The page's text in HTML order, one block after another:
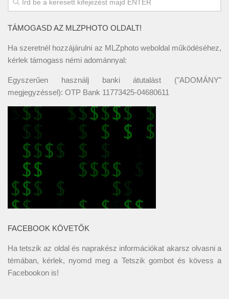
TÁMOGASD AZ MLZPHOTO OLDALT!
Ha szeretnél hozzájárulni az MLZphoto weboldal működéséhez,
kérlek támogass némi adománnyal:
Egyszerűen használj banki átutalást ("ADOMÁNY"
megjegyzéssel): OTP Bank 11773425-04680611
FACEBOOK KÖVETŐK
Ha tetszik az oldal és naprakész információkat akarsz olvasni a
témában, kérlek, nyomd meg a Tetszik gombot és kövess a
Facebookon is!